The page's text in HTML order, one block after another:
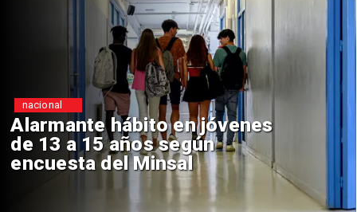
Aprueban creación del Parque
Sebastián Piñera con inversión
de $4 mil millones
Regiones